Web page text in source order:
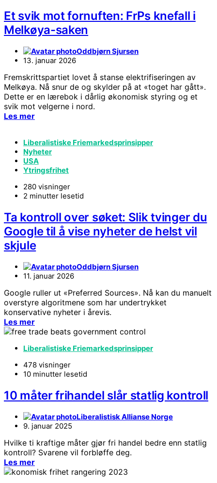
Et svik mot fornuften: FrPs knefall i
Melkøya-saken
Oddbjørn Sjursen
13. januar 2026
Fremskrittspartiet lovet å stanse elektrifiseringen av
Melkøya. Nå snur de og skylder på at «toget har gått».
Dette er en lærebok i dårlig økonomisk styring og et
svik mot velgerne i nord.
Les mer
Liberalistiske Friemarkedsprinsipper
Nyheter
USA
Ytringsfrihet
280 visninger
2 minutter lesetid
Ta kontroll over søket: Slik tvinger du
Google til å vise nyheter de helst vil
skjule
Oddbjørn Sjursen
11. januar 2026
Google ruller ut «Preferred Sources». Nå kan du manuelt
overstyre algoritmene som har undertrykket
konservative nyheter i årevis.
Les mer
Liberalistiske Friemarkedsprinsipper
478 visninger
10 minutter lesetid
10 måter frihandel slår statlig kontroll
Liberalistisk Allianse Norge
9. januar 2025
Hvilke ti kraftige måter gjør fri handel bedre enn statlig
kontroll? Svarene vil forbløffe deg.
Les mer